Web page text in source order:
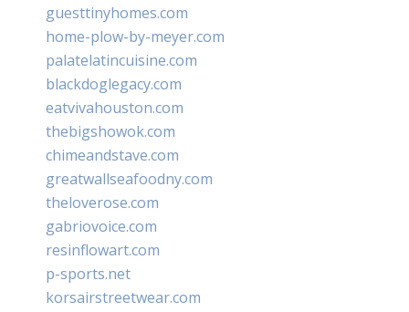
guesttinyhomes.com
home-plow-by-meyer.com
palatelatincuisine.com
blackdoglegacy.com
eatvivahouston.com
thebigshowok.com
chimeandstave.com
greatwallseafoodny.com
theloverose.com
gabriovoice.com
resinflowart.com
p-sports.net
korsairstreetwear.com